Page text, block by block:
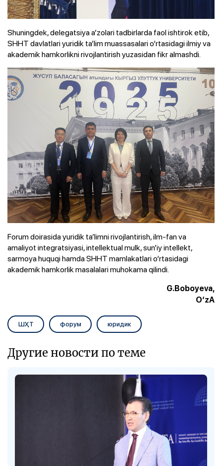
Shuningdek, delegatsiya a’zolari tadbirlarda faol ishtirok etib,
SHHT davlatlari yuridik ta’lim muassasalari o‘rtasidagi ilmiy va
akademik hamkorlikni rivojlantirish yuzasidan fikr almashdi.
Forum doirasida yuridik ta’limni rivojlantirish, ilm-fan va
amaliyot integratsiyasi, intellektual mulk, sun’iy intellekt,
sarmoya huquqi hamda SHHT mamlakatlari o‘rtasidagi
akademik hamkorlik masalalari muhokama qilindi.
G.Boboyeva,
O‘zA
ШҲТ форум юридик
Другие новости по теме